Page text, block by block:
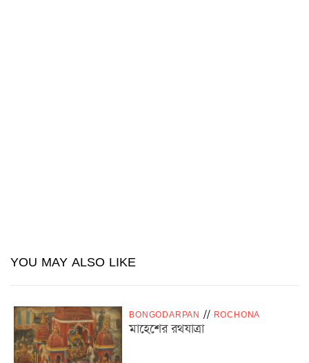
YOU MAY ALSO LIKE
BONGODARPAN // ROCHONA
মাহেশের রথযাত্রা